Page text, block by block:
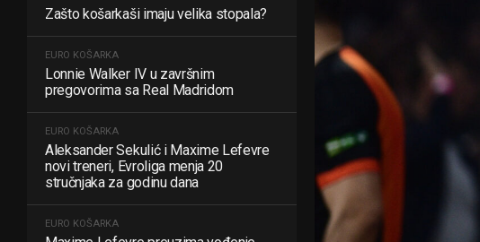
Zašto košarkaši imaju velika stopala?
EURO KOŠARKA
Lonnie Walker IV u završnim
pregovorima sa Real Madridom
EURO KOŠARKA
Aleksander Sekulić i Maxime Lefevre
novi treneri, Evroliga menja 20
stručnjaka za godinu dana
EURO KOŠARKA